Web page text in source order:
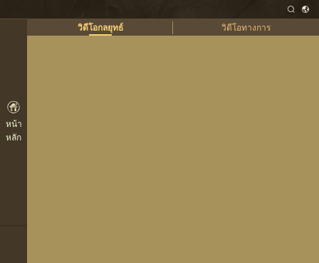
หน้า
หลัก
วิดีโอกลยุทธ์ วิดีโอทางการ